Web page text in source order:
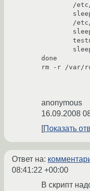
done
rm -r /var/
anonymous
16.09.2008
Показать
Ответ на:
08:41:22 +00:00
В скрипт